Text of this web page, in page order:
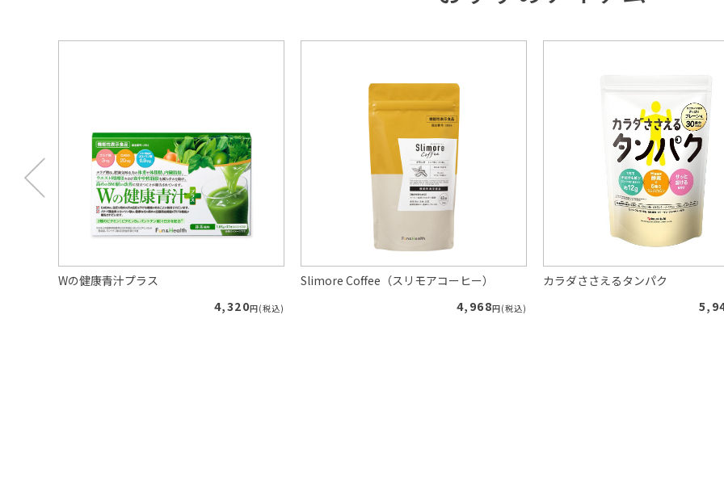
Wの健康青汁プラス
4,320円(税込)
Slimore Coffee（スリモアコーヒー）
4,968円(税込)
カラダささえるタンパク